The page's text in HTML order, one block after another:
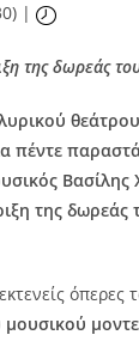
|
της δωρεάς
πέντε
της δωρεάς